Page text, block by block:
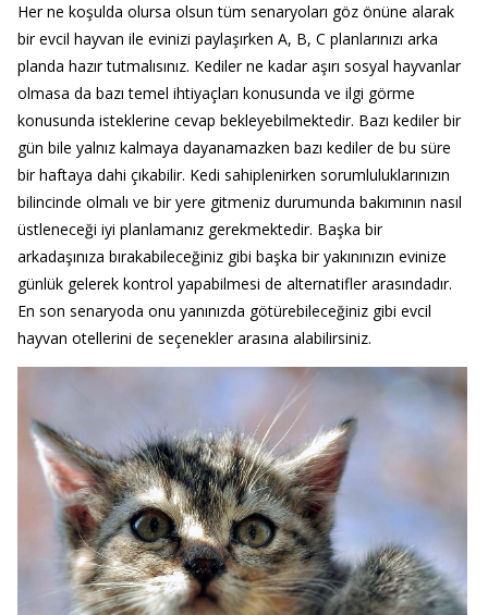
Her ne koşulda olursa olsun tüm senaryoları göz önüne alarak
bir evcil hayvan ile evinizi paylaşırken A, B, C planlarınızı arka
planda hazır tutmalısınız. Kediler ne kadar aşırı sosyal hayvanlar
olmasa da bazı temel ihtiyaçları konusunda ve ilgi görme
konusunda isteklerine cevap bekleyebilmektedir. Bazı kediler bir
gün bile yalnız kalmaya dayanamazken bazı kediler de bu süre
bir haftaya dahi çıkabilir. Kedi sahiplenirken sorumluluklarınızın
bilincinde olmalı ve bir yere gitmeniz durumunda bakımının nasıl
üstleneceği iyi planlamanız gerekmektedir. Başka bir
arkadaşınıza bırakabileceğiniz gibi başka bir yakınınızın evinize
günlük gelerek kontrol yapabilmesi de alternatifler arasındadır.
En son senaryoda onu yanınızda götürebileceğiniz gibi evcil
hayvan otellerini de seçenekler arasına alabilirsiniz.